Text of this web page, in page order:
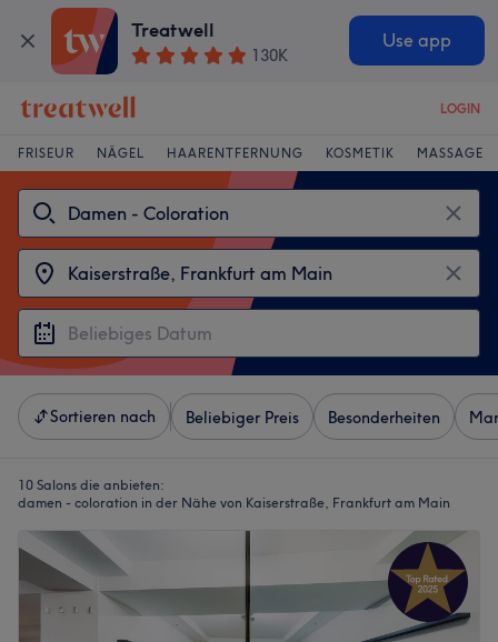
Treatwell
130K
Use app
LOGIN
FRISEUR NÄGEL HAARENTFERNUNG KOSMETIK MASSAGE
Sortieren nach Beliebiger Preis Besonderheiten
10 Salons die anbieten:
damen - coloration in der Nähe von Kaiserstraße, Frankfurt am Main